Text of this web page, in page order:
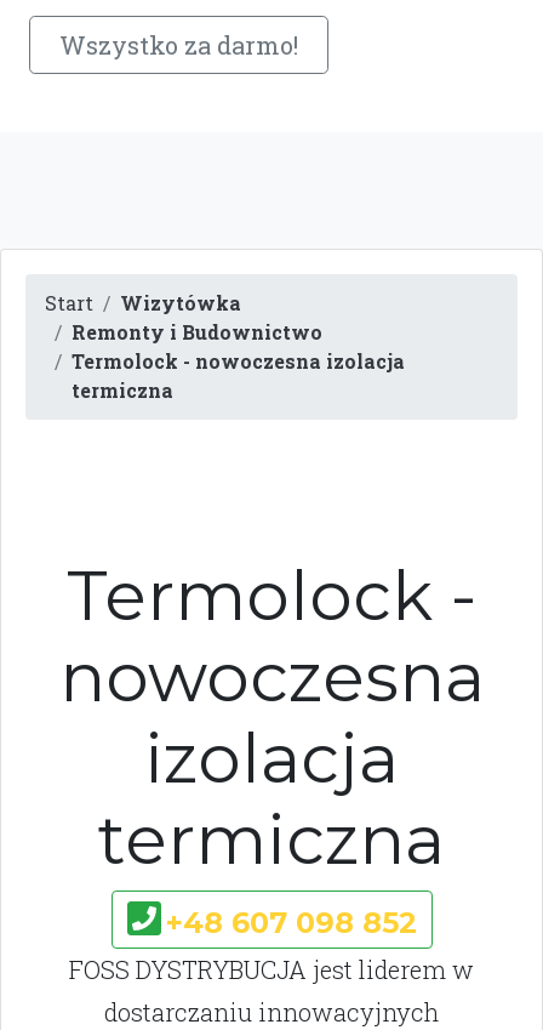
Wszystko za darmo!
Start
Wizytówka
Remonty i Budownictwo
Termolock - nowoczesna izolacja
termiczna
Termolock -
nowoczesna
izolacja
termiczna
+48 607 098 852
FOSS DYSTRYBUCJA jest liderem w
dostarczaniu innowacyjnych